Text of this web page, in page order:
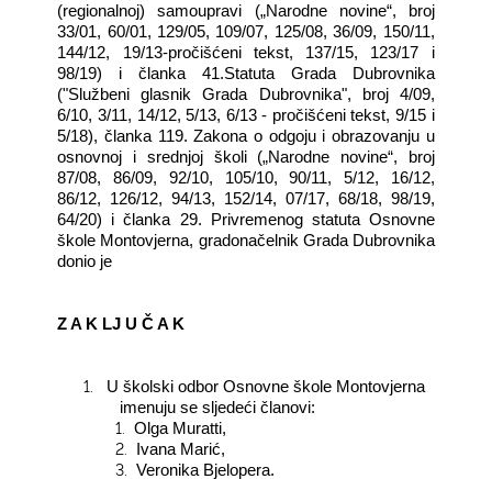
(regionalnoj) samoupravi („Narodne novine“, broj
33/01, 60/01, 129/05, 109/07, 125/08, 36/09, 150/11,
144/12, 19/13-pročišćeni tekst, 137/15, 123/17 i
98/19) i članka 41.Statuta Grada Dubrovnika
("Službeni glasnik Grada Dubrovnika", broj 4/09,
6/10, 3/11, 14/12, 5/13, 6/13 - pročišćeni tekst, 9/15 i
5/18), članka 119. Zakona o odgoju i obrazovanju u
osnovnoj i srednjoj školi („Narodne novine“, broj
87/08, 86/09, 92/10, 105/10, 90/11, 5/12, 16/12,
86/12, 126/12, 94/13, 152/14, 07/17, 68/18, 98/19,
64/20) i članka 29. Privremenog statuta Osnovne
škole Montovjerna, gradonačelnik Grada Dubrovnika
donio je
Z A K LJ U Č A K
1.
U školski odbor Osnovne škole Montovjerna
imenuju se sljedeći članovi:
1. Olga Muratti,
2. Ivana Marić,
3. Veronika Bjelopera.